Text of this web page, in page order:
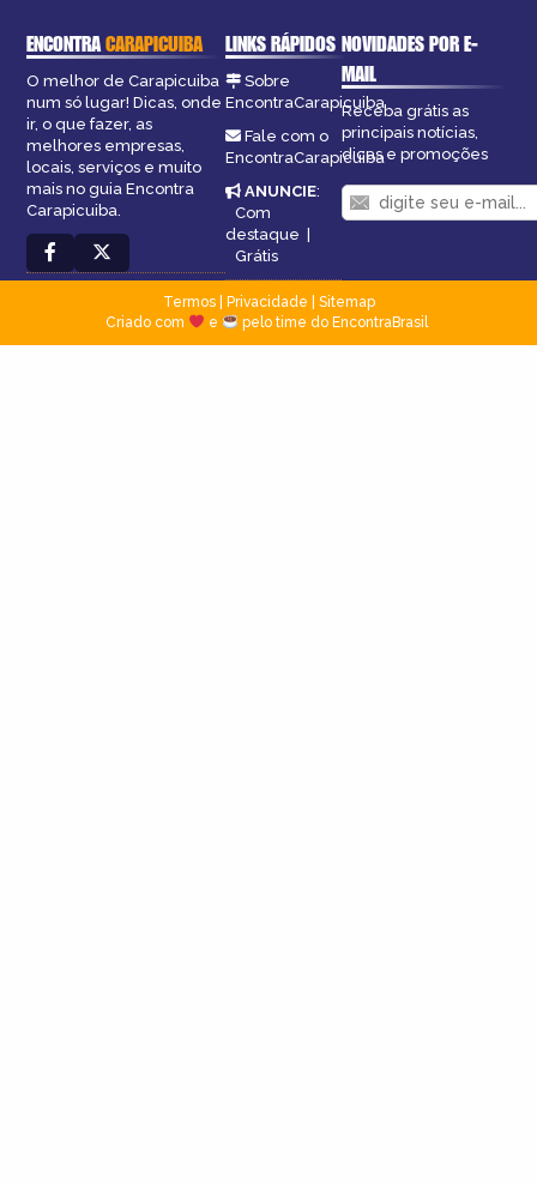
ENCONTRACARAPICUIBA
O melhor de Carapicuiba
num só lugar! Dicas, onde
ir, o que fazer, as
melhores empresas,
locais, serviços e muito
mais no guia Encontra
Carapicuiba.
LINKS RÁPIDOS
Sobre
EncontraCarapicuiba
Fale com o
EncontraCarapicuiba
ANUNCIE:
Com
destaque |
Grátis
NOVIDADES POR E-
MAIL
Receba grátis as
principais notícias,
dicas e promoções
Termos| Privacidade
Sitemap
Criado com
e pelo time do EncontraBrasil